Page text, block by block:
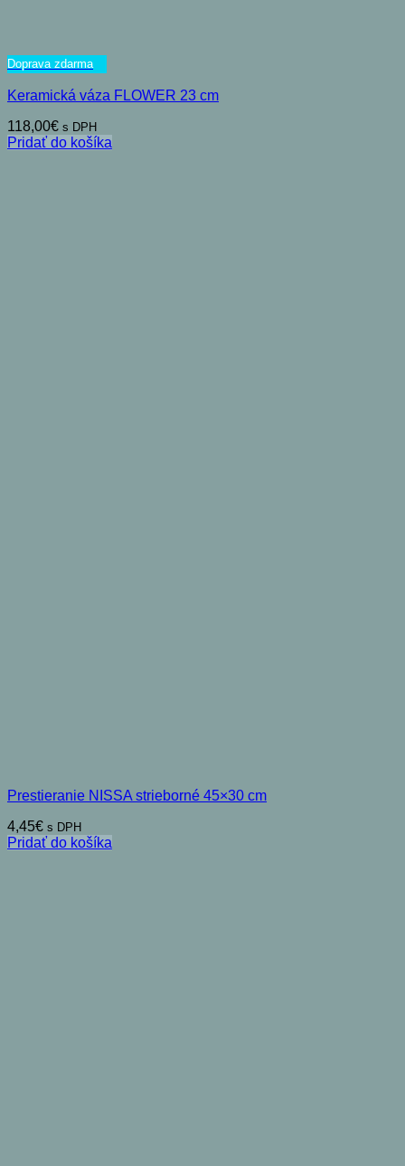
Doprava zdarma
Keramická váza FLOWER 23 cm
118,00€ s DPH
Pridať do košíka
Prestieranie NISSA strieborné 45×30 cm
4,45€ s DPH
Pridať do košíka